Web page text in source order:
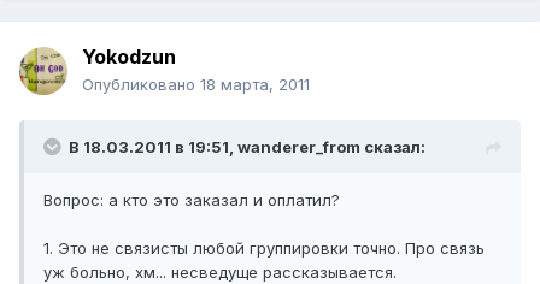
Yokodzun
Опубликовано 18 марта, 2011
В 18.03.2011 в 19:51, wanderer_from сказал:
Вопрос: а кто это заказал и оплатил?
1. Это не связисты любой группировки точно. Про связь
уж больно, хм... несведуще рассказывается.